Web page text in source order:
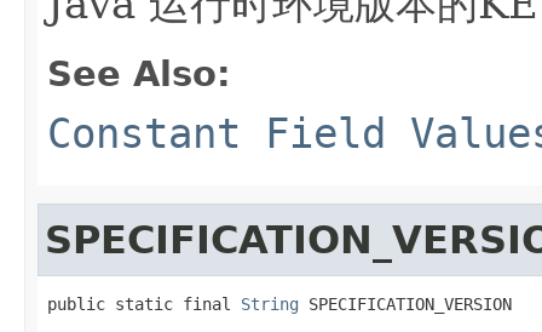
See Also:
Constant Field
public static final String SPECIFICATION_VERSION